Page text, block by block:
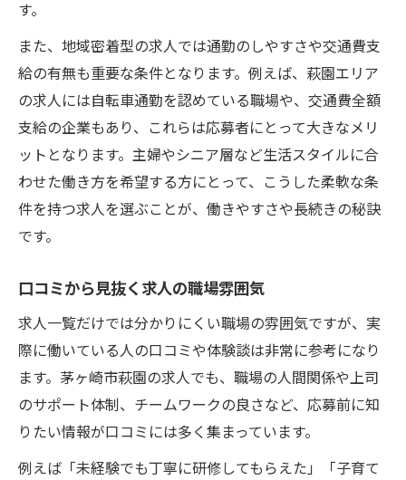
す。
また、地域密着型の求人では通勤のしやすさや交通費支
給の有無も重要な条件となります。例えば、萩園エリア
の求人には自転車通勤を認めている職場や、交通費全額
支給の企業もあり、これらは応募者にとって大きなメリ
ットとなります。主婦やシニア層など生活スタイルに合
わせた働き方を希望する方にとって、こうした柔軟な条
件を持つ求人を選ぶことが、働きやすさや長続きの秘訣
です。
口コミから見抜く求人の職場雰囲気
求人一覧だけでは分かりにくい職場の雰囲気ですが、実
際に働いている人の口コミや体験談は非常に参考になり
ます。茅ヶ崎市萩園の求人でも、職場の人間関係や上司
のサポート体制、チームワークの良さなど、応募前に知
りたい情報が口コミには多く集まっています。
例えば「未経験でも丁寧に研修してもらえた」「子育て